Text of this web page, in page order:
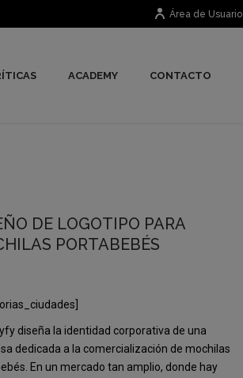
Área de Usuario
ACADEMY CONTACTO
DE LOGOTIPO PARA
PORTABEBÉS
diseña la identidad corporativa de una
dedicada a la comercialización de mochilas
En un mercado tan amplio, donde hay